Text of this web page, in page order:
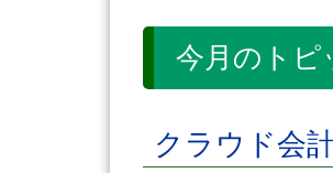
今月のトピ
クラウド会